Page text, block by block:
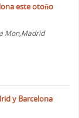
este otoño
Mon,Madrid
y Barcelona